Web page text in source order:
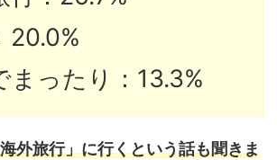
20.0%
まったり：13.3%
外旅行」に行くという話も聞きま